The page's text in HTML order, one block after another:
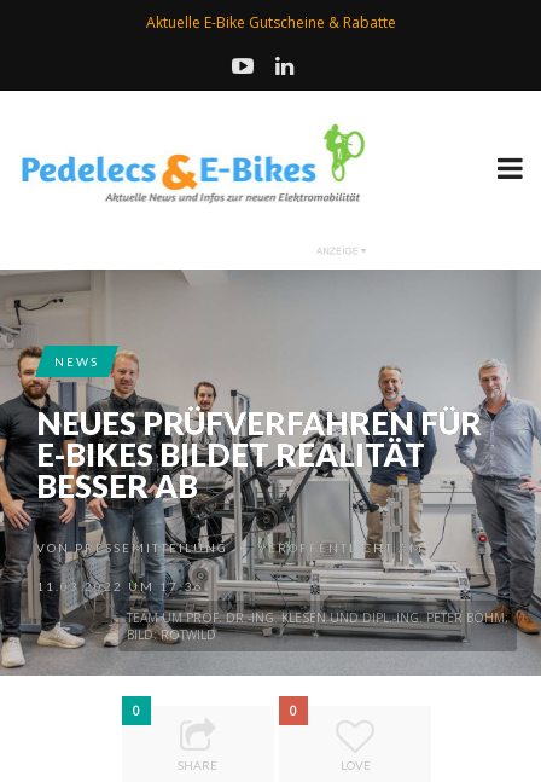
Aktuelle E-Bike Gutscheine & Rabatte
TEAM UM PROF. DR.-ING. KLESEN UND DIPL.-ING. PETER BÖHM;
BILD: ROTWILD
NEWS
NEUES PRÜFVERFAHREN FÜR
E-BIKES BILDET REALITÄT
BESSER AB
VON PRESSEMITTEILUNG •VERÖFFENTLICHT AM
11.03.2022 UM 17:36
0
SHARE
0
LOVE